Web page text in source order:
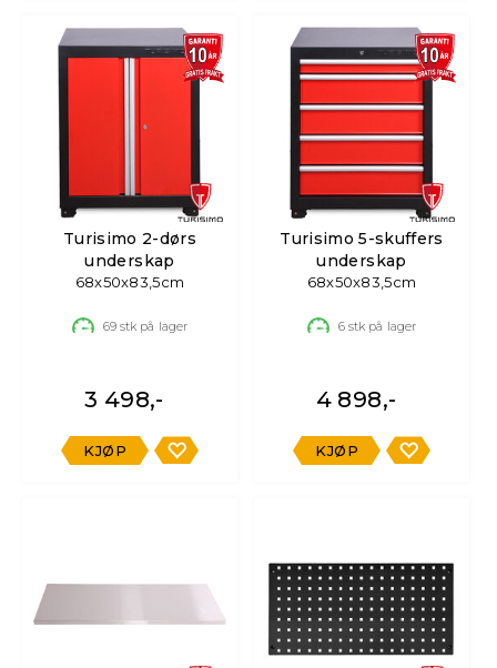
Turisimo 2-dørs
underskap
68x50x83,5cm
69stk på lager
3 498,-
KJØP
Turisimo 5-skuffers
underskap
68x50x83,5cm
6stk på lager
4 898,-
KJØP